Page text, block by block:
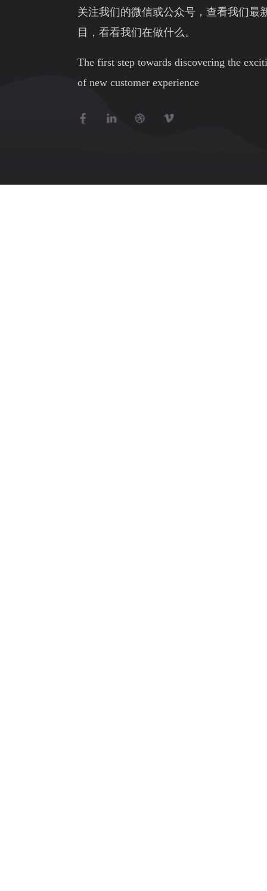
关注我们的微信或公众号，查看我们最
目，看看我们在做什么。
The first step towards discovering the
of new customer experience